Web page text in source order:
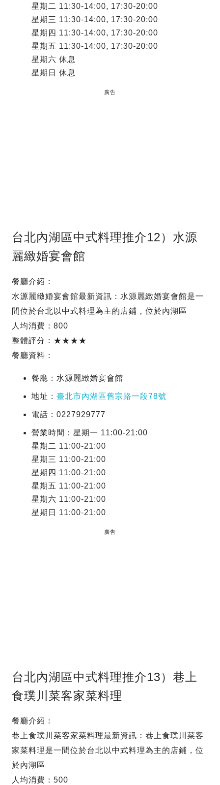
星期二 11:30-14:00, 17:30-20:00
星期三 11:30-14:00, 17:30-20:00
星期四 11:30-14:00, 17:30-20:00
星期五 11:30-14:00, 17:30-20:00
星期六 休息
星期日 休息
廣告
台北內湖區中式料理推介12）水源
麗緻婚宴會館
餐廳介紹：
水源麗緻婚宴會館最新資訊：水源麗緻婚宴會館是一
間位於台北以中式料理為主的店鋪，位於內湖區
人均消費：800
整體評分：★★★★
餐廳資料：
餐廳：水源麗緻婚宴會館
地址： 臺北市內湖區舊宗路一段78號
電話：0227929777
營業時間：星期一 11:00-21:00
星期二 11:00-21:00
星期三 11:00-21:00
星期四 11:00-21:00
星期五 11:00-21:00
星期六 11:00-21:00
星期日 11:00-21:00
廣告
台北內湖區中式料理推介13）巷上
食璞川菜客家菜料理
餐廳介紹：
巷上食璞川菜客家菜料理最新資訊：巷上食璞川菜客
家菜料理是一間位於台北以中式料理為主的店鋪，位
於內湖區
人均消費：500